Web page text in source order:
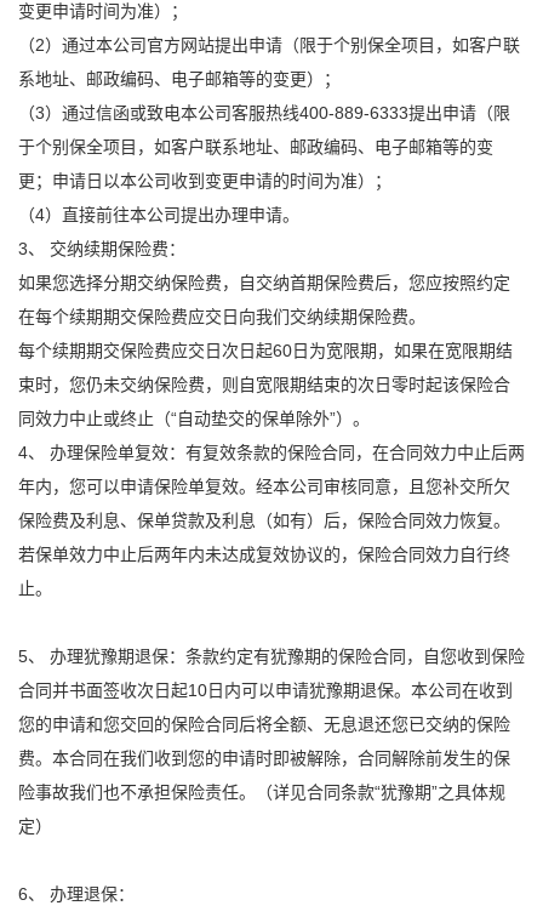
变更申请时间为准）；
（2）通过本公司官方网站提出申请（限于个别保全项目，如客户联
系地址、邮政编码、电子邮箱等的变更）；
（3）通过信函或致电本公司客服热线400-889-6333提出申请（限
于个别保全项目，如客户联系地址、邮政编码、电子邮箱等的变
更；申请日以本公司收到变更申请的时间为准）；
（4）直接前往本公司提出办理申请。
3、 交纳续期保险费：
如果您选择分期交纳保险费，自交纳首期保险费后，您应按照约定
在每个续期期交保险费应交日向我们交纳续期保险费。
每个续期期交保险费应交日次日起60日为宽限期，如果在宽限期结
束时，您仍未交纳保险费，则自宽限期结束的次日零时起该保险合
同效力中止或终止（“自动垫交的保单除外”）。
4、 办理保险单复效：有复效条款的保险合同，在合同效力中止后两
年内，您可以申请保险单复效。经本公司审核同意，且您补交所欠
保险费及利息、保单贷款及利息（如有）后，保险合同效力恢复。
若保单效力中止后两年内未达成复效协议的，保险合同效力自行终
止。
5、 办理犹豫期退保：条款约定有犹豫期的保险合同，自您收到保险
合同并书面签收次日起10日内可以申请犹豫期退保。本公司在收到
您的申请和您交回的保险合同后将全额、无息退还您已交纳的保险
费。本合同在我们收到您的申请时即被解除，合同解除前发生的保
险事故我们也不承担保险责任。（详见合同条款“犹豫期”之具体规
定）
6、 办理退保：